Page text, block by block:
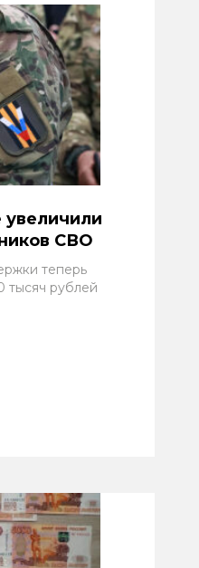
СВО
теперь
тысяч рублей